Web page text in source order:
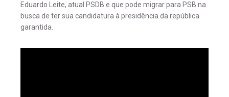
Eduardo Leite, atual PSDB e que pode migrar para PSB na
busca de ter sua candidatura à presidência da república
garantida.